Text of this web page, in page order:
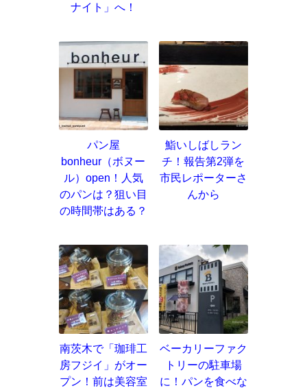
ナイト」へ！
パン屋
bonheur（ボヌー
ル）open！人気
のパンは？狙い目
の時間帯はある？
鮨いしばしラン
チ！報告第2弾を
市民レポーターさ
んから
南茨木で「珈琲工
房フジイ」がオー
プン！前は美容室
ベーカリーファク
トリーの駐車場
に！パンを食べな